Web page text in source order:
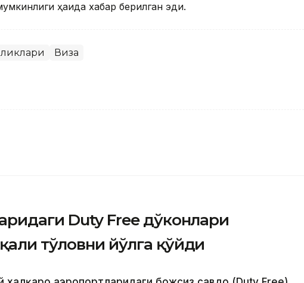
ҳақида хабар берилган эди.
Виза
Duty Free дўконлари
тўловни йўлга қўйди